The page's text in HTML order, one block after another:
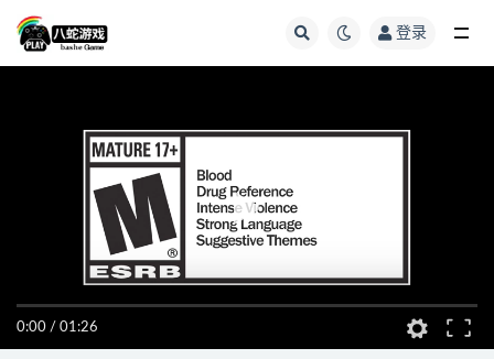
登录
0:00 / 01:26